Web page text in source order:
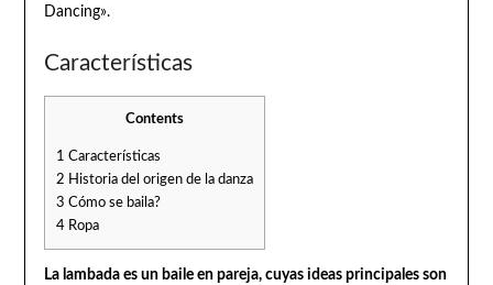
Dancing».
Características
Contents
1 Características
2 Historia del origen de la danza
3 Cómo se baila?
4Ropa
La lambada es un baile en pareja, cuyas ideas principales son